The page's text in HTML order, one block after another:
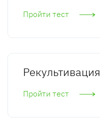
Пройти тест
Рекультивация
Пройти тест